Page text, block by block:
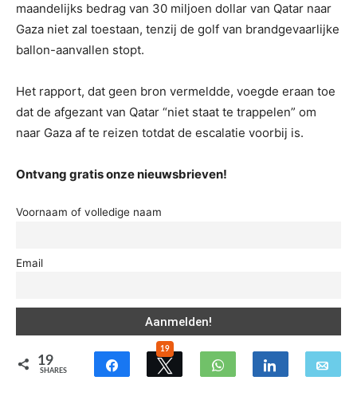
maandelijks bedrag van 30 miljoen dollar van Qatar naar
Gaza niet zal toestaan, tenzij de golf van brandgevaarlijke
ballon-aanvallen stopt.
Het rapport, dat geen bron vermeldde, voegde eraan toe
dat de afgezant van Qatar “niet staat te trappelen” om
naar Gaza af te reizen totdat de escalatie voorbij is.
Ontvang gratis onze nieuwsbrieven!
Voornaam of volledige naam
Email
19
SHARES
19